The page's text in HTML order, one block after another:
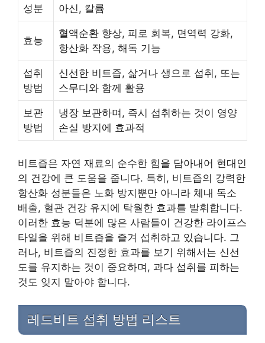
성분
아신, 칼륨
효능
혈액순환 향상, 피로 회복, 면역력 강화,
항산화 작용, 해독 기능
섭취
방법
신선한 비트즙, 삶거나 생으로 섭취, 또는
스무디와 함께 활용
보관
방법
냉장 보관하며, 즉시 섭취하는 것이 영양
손실 방지에 효과적
비트즙은 자연 재료의 순수한 힘을 담아내어 현대인
의 건강에 큰 도움을 줍니다. 특히, 비트즙의 강력한
항산화 성분들은 노화 방지뿐만 아니라 체내 독소
배출, 혈관 건강 유지에 탁월한 효과를 발휘합니다.
이러한 효능 덕분에 많은 사람들이 건강한 라이프스
타일을 위해 비트즙을 즐겨 섭취하고 있습니다. 그
러나, 비트즙의 진정한 효과를 보기 위해서는 신선
도를 유지하는 것이 중요하며, 과다 섭취를 피하는
것도 잊지 말아야 합니다.
레드비트 섭취 방법 리스트